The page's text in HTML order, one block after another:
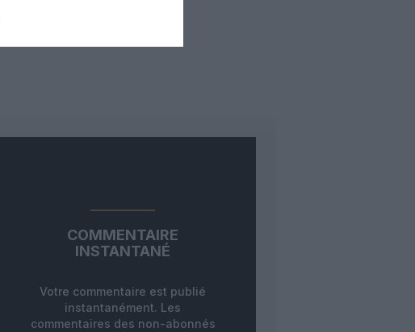
COMMENTAIRE
INSTANTANÉ
Votre commentaire est publié
instantanément. Les
commentaires des non-abonnés